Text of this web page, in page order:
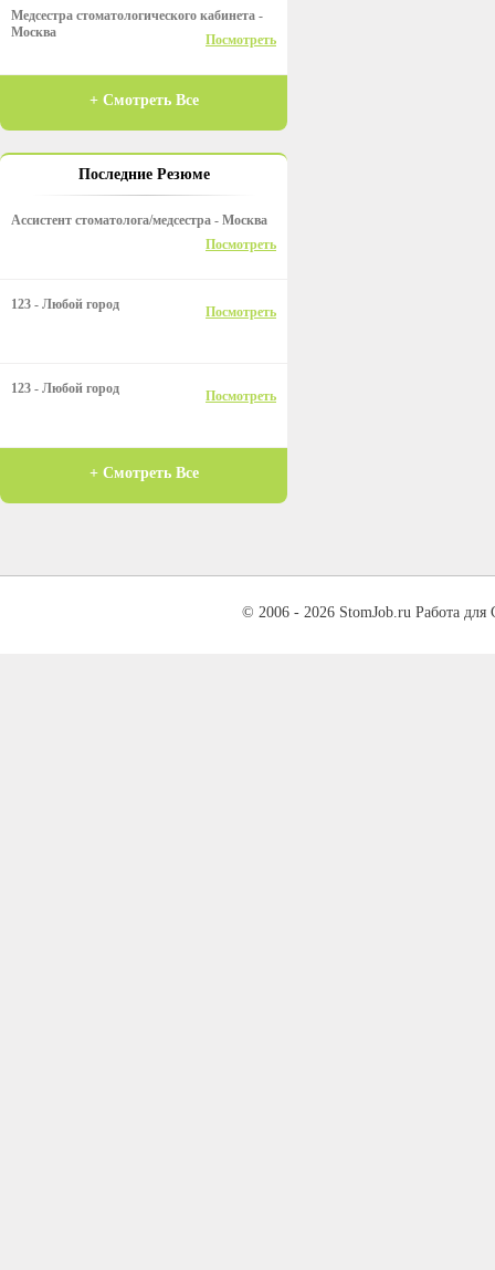
Медсестра стоматологического кабинета -
Москва
Посмотреть
+ Смотреть Все
Последние Резюме
Ассистент стоматолога/медсестра - Москва
Посмотреть
123 - Любой город Посмотреть
123 - Любой город Посмотреть
+ Смотреть Все
© 2006 - 2026 StomJob.ru Работа